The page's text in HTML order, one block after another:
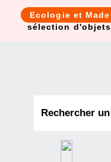
Ecologie et
sélection
Cookies management panel